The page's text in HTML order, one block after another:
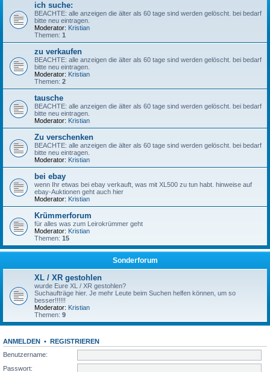
ich suche:
BEACHTE: alle anzeigen die älter als 60 tage sind werden gelöscht. bei bedarf
bitte neu eintragen.
Moderator: Kristian
Themen: 1
zu verkaufen
BEACHTE: alle anzeigen die älter als 60 tage sind werden gelöscht. bei bedarf
bitte neu eintragen.
Moderator: Kristian
Themen: 2
tausche
BEACHTE: alle anzeigen die älter als 60 tage sind werden gelöscht. bei bedarf
bitte neu eintragen.
Moderator: Kristian
Zu verschenken
BEACHTE: alle anzeigen die älter als 60 tage sind werden gelöscht. bei bedarf
bitte neu eintragen.
Moderator: Kristian
bei ebay
wenn Ihr etwas bei ebay verkauft, was mit XL500 zu tun habt. hinweise auf
ebay-Auktionen geht auch hier
Moderator: Kristian
Krümmerforum
für alles was zum Leirokrümmer geht
Moderator: Kristian
Themen: 15
Sonderforum
XL / XR gestohlen
wurde Eure XL / XR gestohlen?
Suchaufträge hier. Je mehr Leute beim Suchen helfen können, um so
besser!!!!!!
Moderator: Kristian
Themen: 9
ANMELDEN • REGISTRIEREN
Benutzername:
Passwort: